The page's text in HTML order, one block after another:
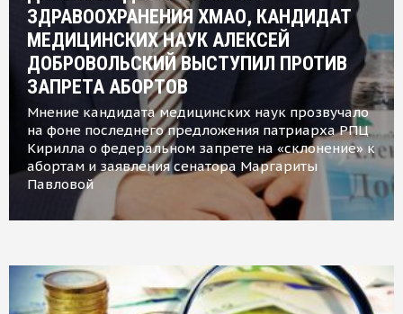
ЗДРАВООХРАНЕНИЯ ХМАО, КАНДИДАТ
МЕДИЦИНСКИХ НАУК АЛЕКСЕЙ
ДОБРОВОЛЬСКИЙ ВЫСТУПИЛ ПРОТИВ
ЗАПРЕТА АБОРТОВ
Мнение кандидата медицинских наук прозвучало
на фоне последнего предложения патриарха РПЦ
Кирилла о федеральном запрете на «склонение» к
абортам и заявления сенатора Маргариты
Павловой